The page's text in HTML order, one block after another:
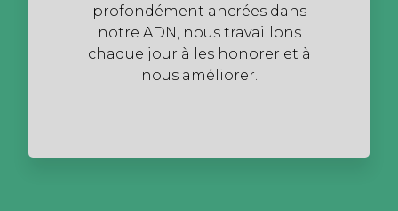
profondément ancrées dans
notre ADN, nous travaillons
chaque jour à les honorer et à
nous améliorer.